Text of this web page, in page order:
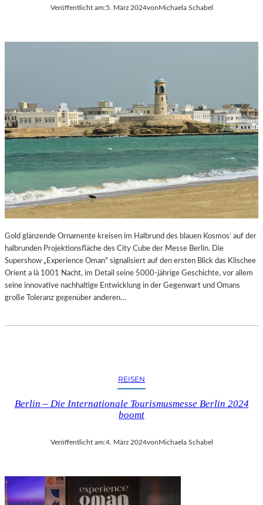
Veröffentlicht am:5. März 2024vonMichaela Schabel
Gold glänzende Ornamente kreisen im Halbrund des blauen Kosmos’ auf der
halbrunden Projektionsfläche des City Cube der Messe Berlin. Die
Supershow „Experience Oman“ signalisiert auf den ersten Blick das Klischee
Orient a là 1001 Nacht, im Detail seine 5000-jährige Geschichte, vor allem
seine innovative nachhaltige Entwicklung in der Gegenwart und Omans
große Toleranz gegenüber anderen…
REISEN
Berlin – Die Internationale Tourismusmesse Berlin 2024
boomt
Veröffentlicht am:4. März 2024vonMichaela Schabel